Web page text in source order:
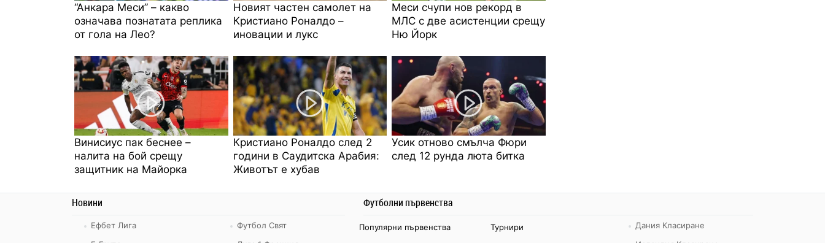
“Анкара Меси” – какво
означава познатата реплика
от гола на Лео?
Новият частен самолет на
Кристиано Роналдо –
иновации и лукс
Меси счупи нов рекорд в
МЛС с две асистенции срещу
Ню Йорк
Винисиус пак беснее –
налита на бой срещу
защитник на Майорка
Кристиано Роналдо след 2
години в Саудитска Арабия:
Животът е хубав
Усик отново смълча Фюри
след 12 рунда люта битка
Новини
Ефбет Лига
Футбол Свят
Футболни първенства
Популярни първенства
Турнири
Дания Класиране